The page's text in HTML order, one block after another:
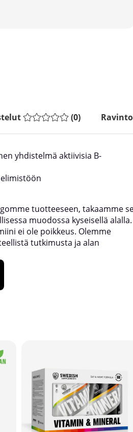
(0)
yhdistelmä aktiivisia B-
tuotteeseen, takaamme
muodossa kyseisellä alalla.
ei ole poikkeus. Olemme
tutkimusta ja alan